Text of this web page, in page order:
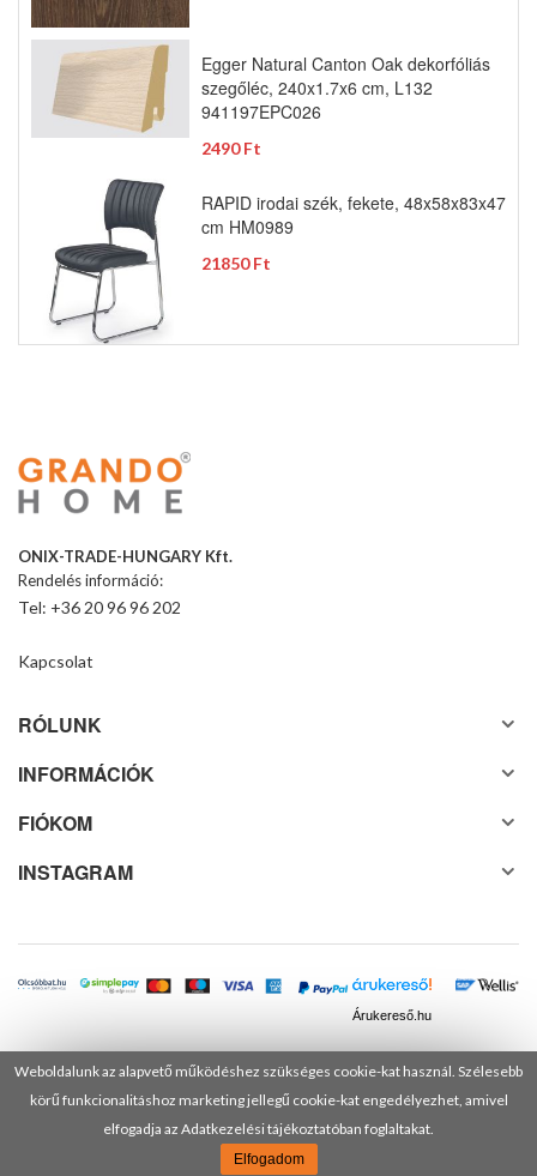
Weboldalunk az alapvető működéshez szükséges cookie-kat használ. Szélesebb
körű funkcionalitáshoz marketing jellegű cookie-kat engedélyezhet, amivel
elfogadja az Adatkezelési tájékoztatóban foglaltakat.
Elfogadom
Egger Natural Canton Oak dekorfóliás
szegőléc, 240x1.7x6 cm, L132
941197EPC026
2490 Ft
RAPID irodai szék, fekete, 48x58x83x47
cm HM0989
21850 Ft
ONIX-TRADE-HUNGARY Kft.
Rendelés információ:
Tel: +36 20 96 96 202
Kapcsolat
RÓLUNK
INFORMÁCIÓK
FIÓKOM
INSTAGRAM
Árukereső.hu
© 2025 Minden jog fenntartva! DANUSA Hungary Kft.